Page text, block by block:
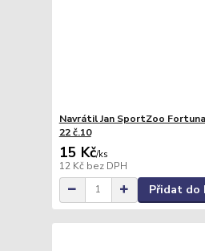
Navrátil Jan SportZoo
22 č.10
15 Kč/ks
12 Kč bez DPH
Přidat do